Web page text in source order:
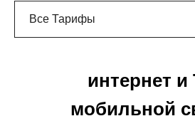
интернет и
мобильной